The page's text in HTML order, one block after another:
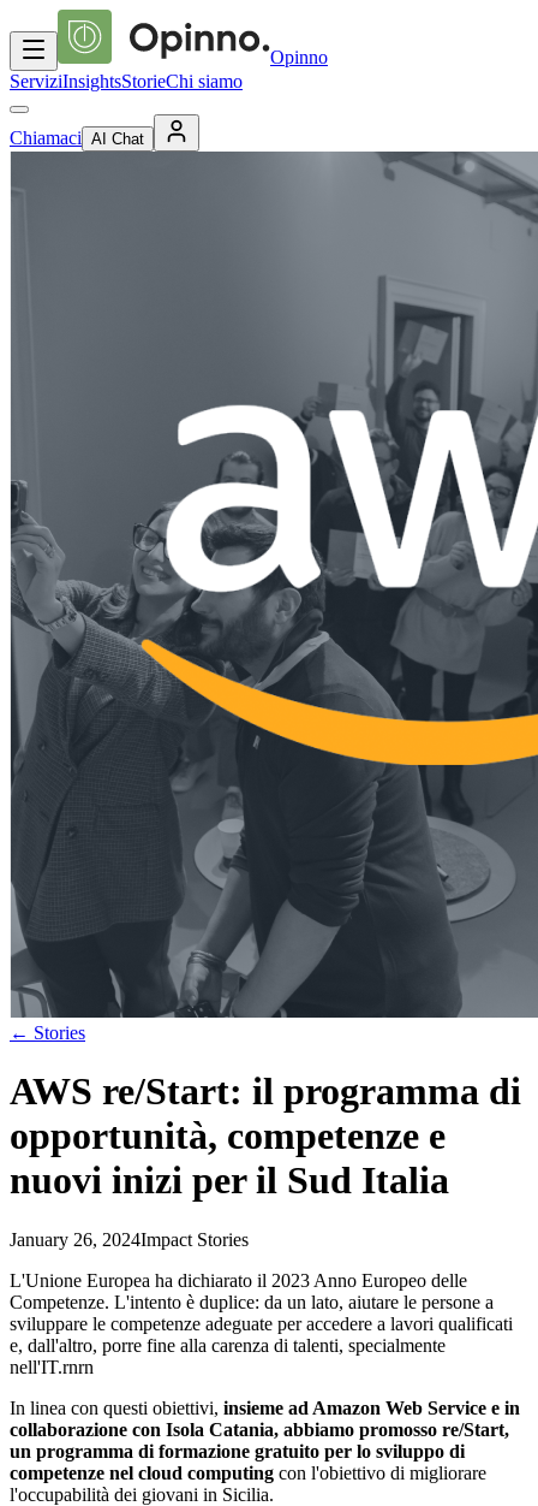
Opinno
ServiziInsightsStorieChi siamo
Chiamaci AI Chat
← Stories
AWS re/Start: il programma di
opportunità, competenze e
nuovi inizi per il Sud Italia
January 26, 2024Impact Stories
L'Unione Europea ha dichiarato il 2023 Anno Europeo delle
Competenze. L'intento è duplice: da un lato, aiutare le persone a
sviluppare le competenze adeguate per accedere a lavori qualificati
e, dall'altro, porre fine alla carenza di talenti, specialmente
nell'IT.rnrn
In linea con questi obiettivi, insieme ad Amazon Web Service e in
collaborazione con Isola Catania, abbiamo promosso re/Start,
un programma di formazione gratuito per lo sviluppo di
competenze nel cloud computing con l'obiettivo di migliorare
l'occupabilità dei giovani in Sicilia.